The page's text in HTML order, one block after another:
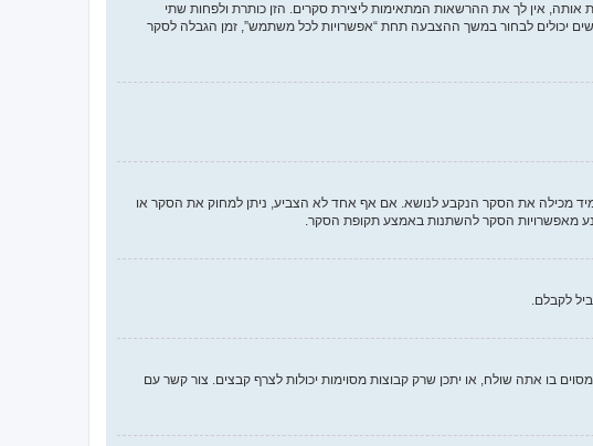
אין לך את ההרשאות המתאימות ליצירת סקרים. הזן כותרת ולפחות שתי
יכולים לבחור במשך ההצבעה תחת “אפשרויות לכל משתמש”, זמן הגבלה לסקר
מכילה את הסקר הנקבע לנושא. אם אף אחד לא הצביע, ניתן למחוק את הסקר או
מאפשרויות הסקר להשתנות באמצע תקופת הסקר.
לקבלם.
בו אתה שולח, או יתכן שרק קבוצות מסוימות יכולות לצרף קבצים. צור קשר עם